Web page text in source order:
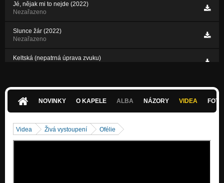
Jé, nějak mi to nejde (2022)
Nezařazeno
Slunce žár (2022)
Nezařazeno
Keltská (nepatrná úprava zvuku)
NOVINKY O KAPELE ALBA NÁZORY VIDEA
Videa Živá vystoupení Ofélie